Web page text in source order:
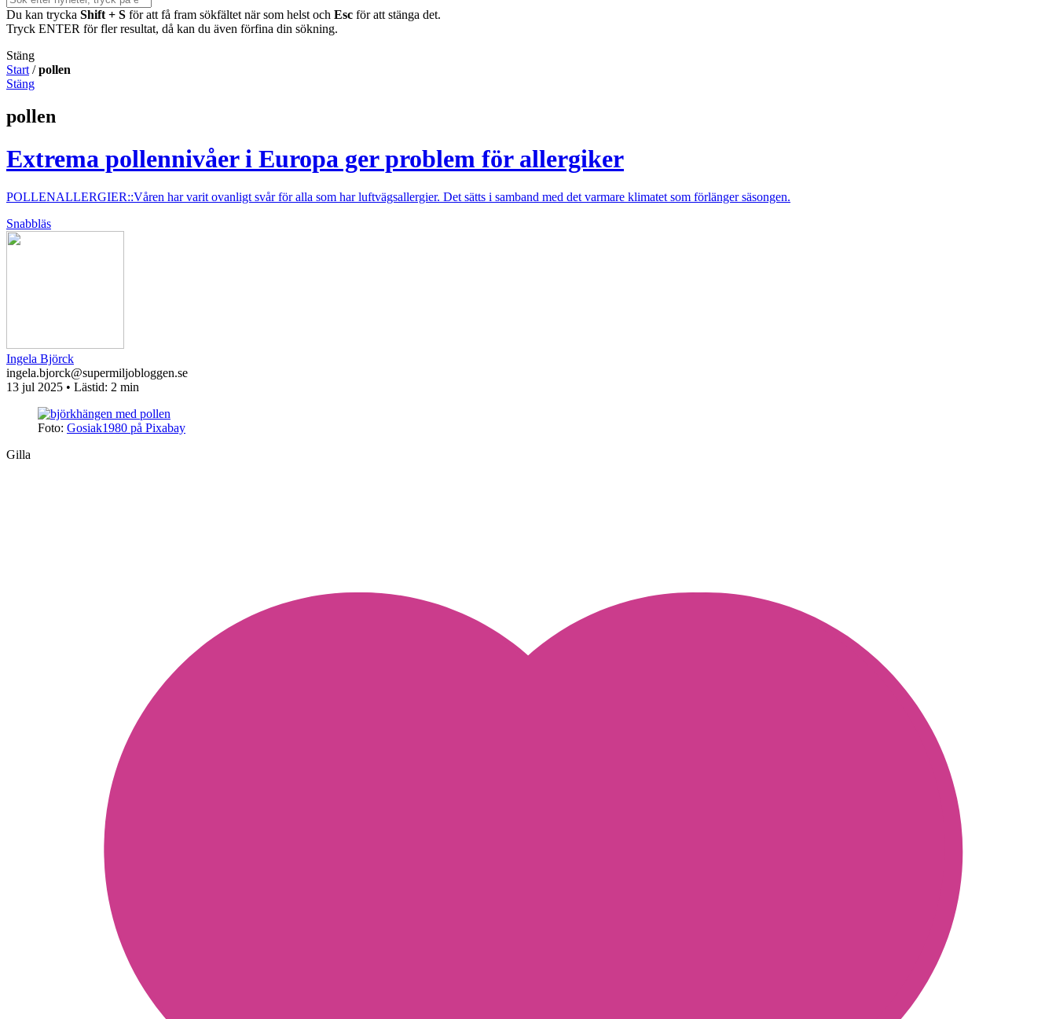
Du kan trycka Shift + S för att få fram sökfältet när som helst och Esc för att stänga det.
Tryck ENTER för fler resultat, då kan du även förfina din sökning.
Stäng
Start /pollen
Stäng
pollen
Extrema pollennivåer i Europa ger problem för allergiker
POLLENALLERGIER::Våren har varit ovanligt svår för alla som har luftvägsallergier. Det sätts i samband med det varmare klimatet som förlänger säsongen.
Snabbläs
Ingela Björck
ingela.bjorck@supermiljobloggen.se
13 jul 2025 • Lästid: 2 min
Foto: Gosiak1980 på Pixabay
Gilla